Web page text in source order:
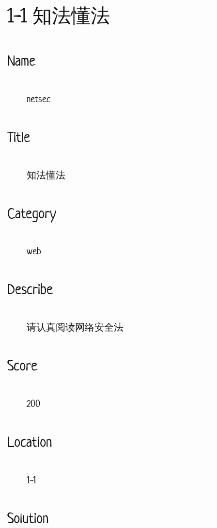
1-1 知法懂法
Name
netsec
Title
知法懂法
Category
web
Describe
请认真阅读网络安全法
Score
200
Location
1-1
Solution